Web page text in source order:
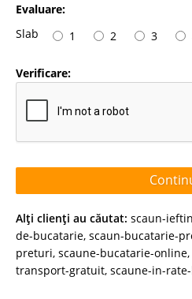
Evaluare:
Slab
1 2 3
Verificare:
Alţi clienţi au căutat: scaun-
de-bucatarie, scaun-bucatarie-
preturi, scaune-bucatarie-online,
transport-gratuit, scaune-in-